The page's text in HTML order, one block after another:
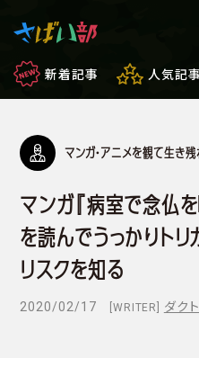
新着記事 人気記事
マンガ・アニメ
ゲーム
もしもの場合
サバイバルゲーム
マンガ・アニメを観て生き残
マンガ『病室で念仏
を読んでうっかりト
リスクを知る
2020/02/17 [WRITER] ダク